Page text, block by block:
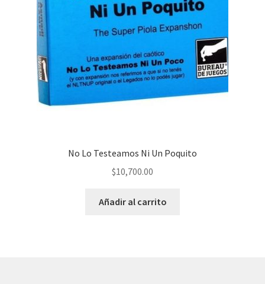
No Lo Testeamos Ni Un Poquito
$10,700.00
Añadir al carrito